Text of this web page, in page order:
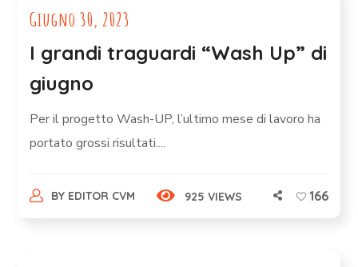
Giugno 30, 2023
I grandi traguardi “Wash Up” di
giugno
Per il progetto Wash-UP, l’ultimo mese di lavoro ha
portato grossi risultati....
BY EDITOR CVM 925 VIEWS 166